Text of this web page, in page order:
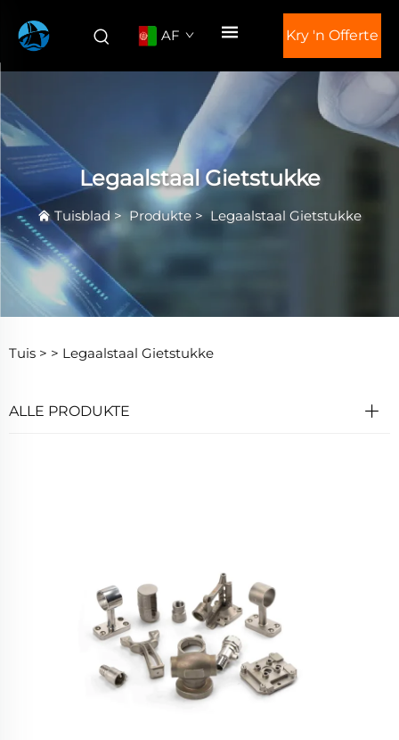
AF Kry 'n Offerte
Legaalstaal Gietstukke
Tuisblad>Produkte> Legaalstaal Gietstukke
Tuis > > Legaalstaal Gietstukke
ALLE PRODUKTE